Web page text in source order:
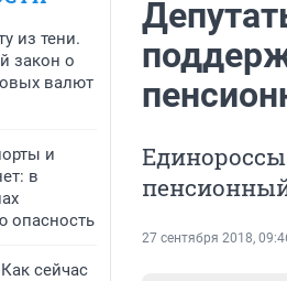
из тени.
закон о
валют
и
в
опасность
сейчас
27 сентября 2018,